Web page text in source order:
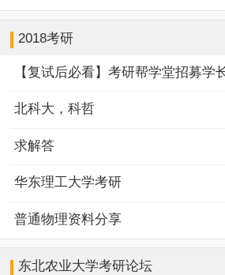
2018考研
【复试后必看】考研帮学堂招募学
北科大，科哲
求解答
华东理工大学考研
普通物理资料分享
东北农业大学考研论坛